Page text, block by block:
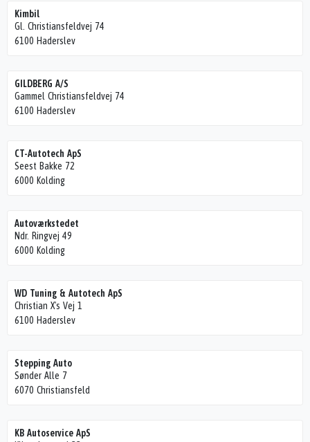
Kimbil
Gl. Christiansfeldvej 74
6100 Haderslev
GILDBERG A/S
Gammel Christiansfeldvej 74
6100 Haderslev
CT-Autotech ApS
Seest Bakke 72
6000 Kolding
Autoværkstedet
Ndr. Ringvej 49
6000 Kolding
WD Tuning & Autotech ApS
Christian X's Vej 1
6100 Haderslev
Stepping Auto
Sønder Alle 7
6070 Christiansfeld
KB Autoservice ApS